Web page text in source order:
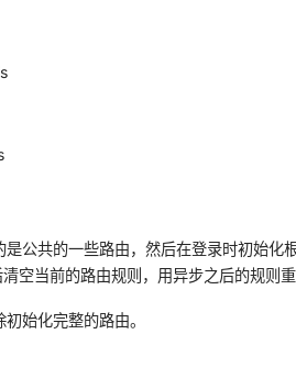
公共的一些路由，然后在登录时初始化
空当前的路由规则，用异步之后的规则
始化完整的路由。